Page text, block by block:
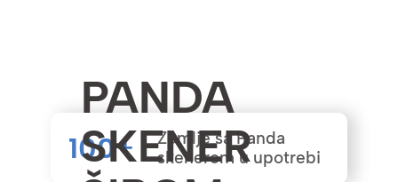
PANDA
SKENER
100+
Zemlje sa Panda
skenerom u upotrebi